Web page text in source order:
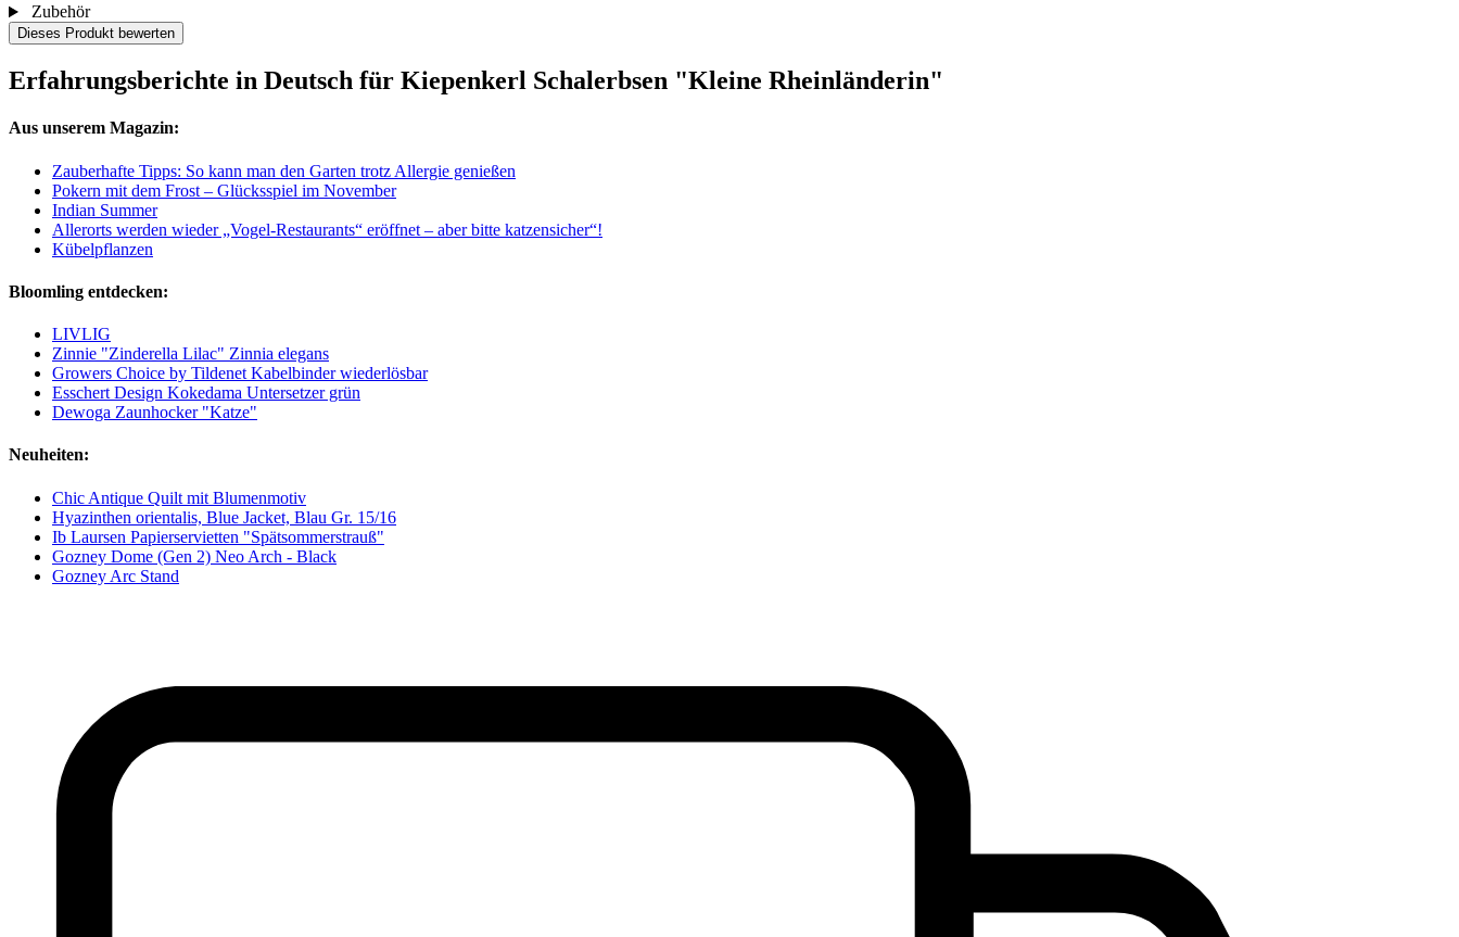
Zubehör
Dieses Produkt bewerten
Erfahrungsberichte in Deutsch für Kiepenkerl Schalerbsen "Kleine Rheinländerin"
Aus unserem Magazin:
Zauberhafte Tipps: So kann man den Garten trotz Allergie genießen
Pokern mit dem Frost – Glücksspiel im November
Indian Summer
Allerorts werden wieder „Vogel-Restaurants“ eröffnet – aber bitte katzensicher“!
Kübelpflanzen
Bloomling entdecken:
LIVLIG
Zinnie "Zinderella Lilac" Zinnia elegans
Growers Choice by Tildenet Kabelbinder wiederlösbar
Esschert Design Kokedama Untersetzer grün
Dewoga Zaunhocker "Katze"
Neuheiten:
Chic Antique Quilt mit Blumenmotiv
Hyazinthen orientalis, Blue Jacket, Blau Gr. 15/16
Ib Laursen Papierservietten "Spätsommerstrauß"
Gozney Dome (Gen 2) Neo Arch - Black
Gozney Arc Stand